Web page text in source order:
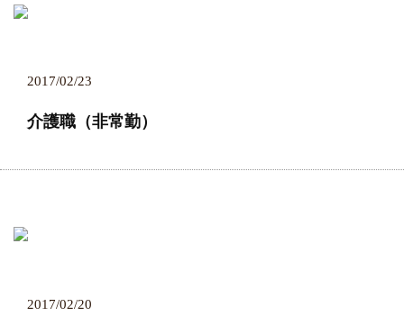
2017/02/23
介護職（非常勤）
2017/02/20